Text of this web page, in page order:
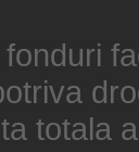
totala